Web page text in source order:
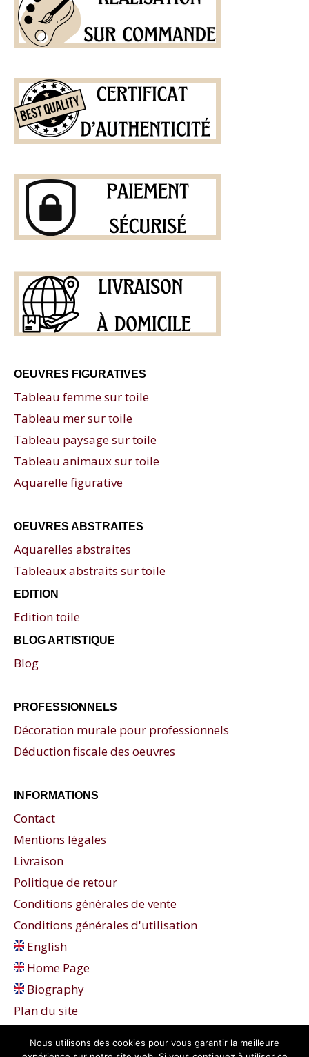
OEUVRES FIGURATIVES
Tableau femme sur toile
Tableau mer sur toile
Tableau paysage sur toile
Tableau animaux sur toile
Aquarelle figurative
OEUVRES ABSTRAITES
Aquarelles abstraites
Tableaux abstraits sur toile
EDITION
Edition toile
BLOG ARTISTIQUE
Blog
PROFESSIONNELS
Décoration murale pour professionnels
Déduction fiscale des oeuvres
INFORMATIONS
Contact
Mentions légales
Livraison
Politique de retour
Conditions générales de vente
Conditions générales d'utilisation
English
Home Page
Biography
Plan du site
Nous utilisons des cookies pour vous garantir la meilleure